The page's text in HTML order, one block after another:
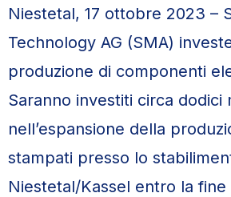
Niestetal, 17 ottobre 2023 –
Technology AG (SMA)
produzione di componenti
Saranno investiti circa dodici
nell’espansione della
stampati presso lo
Niestetal/Kassel entro la